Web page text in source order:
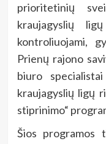
prioritetinių
kraujagyslių
kontroliuojami,
Prienų rajono
biuro
kraujagyslių ligų
stiprinimo“
Šios programos